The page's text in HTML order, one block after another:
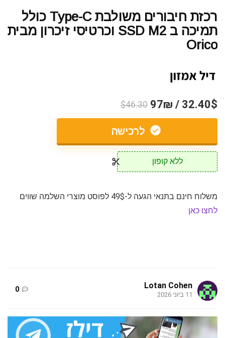
רכזת חיבורים משולבת Type-C כולל
תמיכה ב SSD M2 וכרטיסי זיכרון מבית
Orico
32.40$ / 97₪
$46.30
לרכישה
ללא קופון
משלוח חינם בתנאי הגעה ל-49$ לפוסט מוצרי השלמה שווים
לחצו כאן
Lotan Cohen
11 ביוני 2026
0